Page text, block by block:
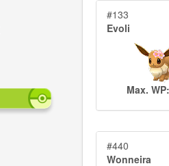
#133
Evoli
Max.
#440
Wonneira